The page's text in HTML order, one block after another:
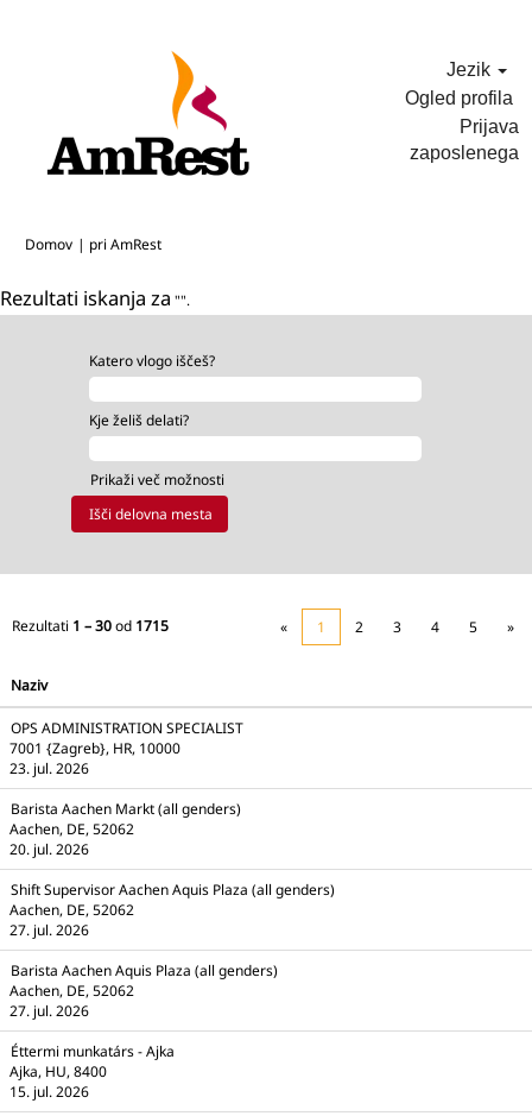
Jezik
Ogled profila
Prijava
zaposlenega
Domov | pri AmRest(trenutna
Rezultati iskanja za "".
Katero vlogo iščeš?
Kje želiš delati?
Prikaži več možnosti
Rezultati 1 – 30od 1715 « 1 2 3 4 5 »
Naziv
OPS ADMINISTRATION SPECIALIST
7001 {Zagreb}, HR, 10000
23. jul. 2026
Barista Aachen Markt (all genders)
Aachen, DE, 52062
20. jul. 2026
Shift Supervisor Aachen Aquis Plaza (all genders)
Aachen, DE, 52062
27. jul. 2026
Barista Aachen Aquis Plaza (all genders)
Aachen, DE, 52062
27. jul. 2026
Éttermi munkatárs - Ajka
Ajka, HU, 8400
15. jul. 2026